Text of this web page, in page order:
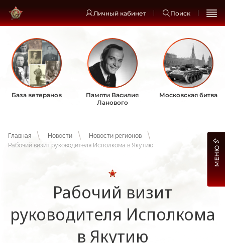
Личный кабинет Поиск
База ветеранов
Памяти Василия
Ланового
Московская битва
Главная Новости
Новости регионов
Рабочий визит руководителя Исполкома в Якутию
Рабочий визит
руководителя Исполкома
в Якутию
МЕНЮ